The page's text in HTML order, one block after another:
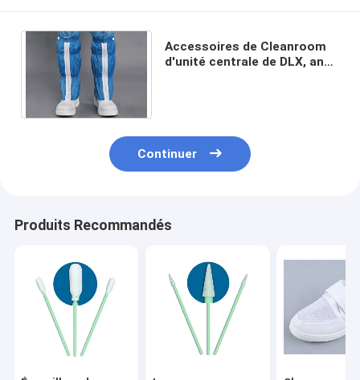
Accessoires de Cleanroom
d'unité centrale de DLX, anti
Continuer
Produits Recommandés